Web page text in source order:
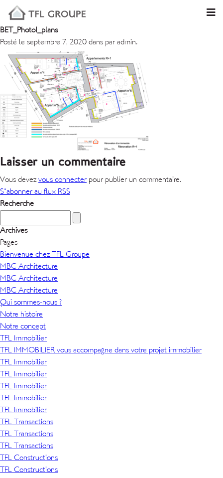
BET_Photo1_plans
Posté le septembre 7, 2020 dans par admin.
Laisser un commentaire
Vous devez vous connecterpour publier un commentaire.
S'abonner au flux RSS
Recherche
Archives
Pages
Bienvenue chez TFL Groupe
MBC Architecture
MBC Architecture
MBC Architecture
Qui sommes-nous ?
Notre histoire
Notre concept
TFL Immobilier
TFL IMMOBILIER vous accompagne dans votre projet immobilier
TFL Immobilier
TFL Immobilier
TFL Immobilier
TFL Immobilier
TFL Immobilier
TFL Transactions
TFL Transactions
TFL Transactions
TFL Constructions
TFL Constructions